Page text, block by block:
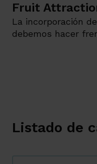
Fruit
La incorporación
debemos hacer
Listado de